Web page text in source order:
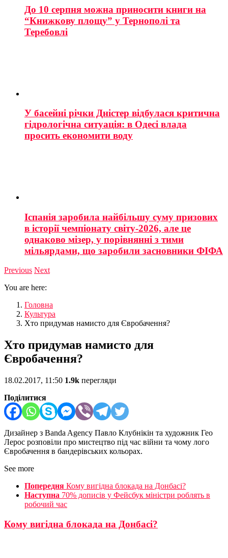
До 10 серпня можна приносити книги на
“Книжкову площу” у Тернополі та
Теребовлі
У басейні річки Дністер відбулася критична
гідрологічна ситуація: в Одесі влада
просить економити воду
Іспанія заробила найбільшу суму призових
в історії чемпіонату світу-2026, але це
однаково мізер, у порівнянні з тими
мільярдами, що заробили засновники ФІФА
Previous Next
You are here:
Головна
Культура
Хто придумав намисто для Євробачення?
Хто придумав намисто для
Євробачення?
18.02.2017, 11:50 1.9k перегляди
Поділитися
Дизайнер з Banda Agency Павло Клубнікін та художник Гео
Лерос розповіли про мистецтво під час війни та чому лого
Євробачення в бандерівських кольорах.
See more
Попередня Кому вигідна блокада на Донбасі?
Наступна 70% дописів у Фейсбук міністри роблять в
робочий час
Кому вигідна блокада на Донбасі?